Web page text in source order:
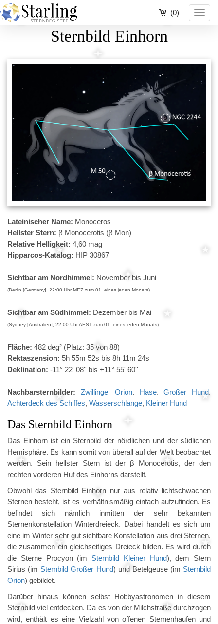
(0)
Sternbild Einhorn
Lateinischer Name: Monoceros
Hellster Stern: β Monocerotis (β Mon)
Relative Helligkeit: 4,60 mag
Hipparcos-Katalog: HIP 30867
Sichtbar am Nordhimmel: November bis Juni
(Berlin [Germany], 22:00 Uhr MEZ zum 01. eines jeden Monats)
Sichtbar am Südhimmel: Dezember bis Mai
(Sydney [Australien], 22:00 Uhr AEST zum 01. eines jeden Monats)
Fläche: 482 deg² (Platz: 35 von 88)
Rektaszension: 5h 55m 52s bis 8h 11m 24s
Deklination: -11° 22' 08'' bis +11° 55' 60''
Nachbarsternbilder: Zwillinge,Orion, Hase,Großer Hund,
Achterdeck des Schiffes, Wasserschlange, Kleiner Hund
Das Sternbild Einhorn
Das Einhorn ist ein Sternbild der nördlichen und der südlichen
Hemisphäre. Es kann somit von überall auf der Welt beobachtet
werden. Sein hellster Stern ist der β Monocerotis, der den
rechten vorderen Huf des Einhorns darstellt.
Obwohl das Sternbild Einhorn nur aus relativ lichtschwachen
Sternen besteht, ist es verhältnismäßig einfach aufzufinden. Es
befindet sich nämlich inmitten der sehr bekannten
Sternenkonstellation Winterdreieck. Dabei handelt es sich um
eine im Winter sehr gut sichtbare Konstellation aus drei Sternen,
die zusammen ein gleichseitiges Dreieck bilden. Es wird durch
die Sterne Procyon (im Sternbild Kleiner Hund), dem Stern
Sirius (im Sternbild Großer Hund) und Betelgeuse (im Sternbild
Orion) gebildet.
Darüber hinaus können selbst Hobbyastronomen in diesem
Sternbild viel entdecken. Da es von der Milchstraße durchzogen
wird, enthält es eine Vielzahl von offenen Sternenhaufen und